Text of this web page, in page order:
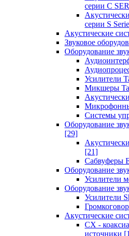
серии C
серии S
Акустические
Звуковое
Оборудование
Усилители
Микшеры
Системы
Оборудование
[29]
[21]
Сабвуферы
Оборудование
Усилители
Оборудование
Усилители
Акустические
CX -
источники